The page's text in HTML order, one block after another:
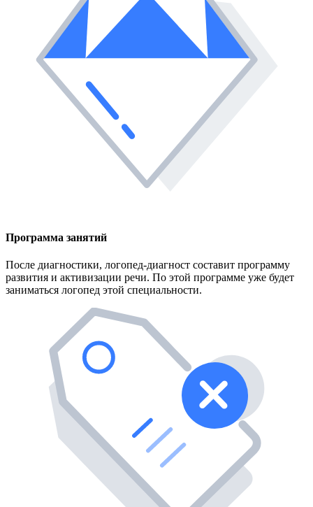
Программа занятий
После диагностики, логопед-диагност составит программу
развития и активизации речи. По этой программе уже будет
заниматься логопед этой специальности.